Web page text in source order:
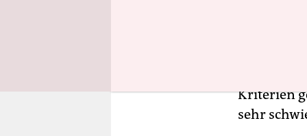
Kriterien
sehr